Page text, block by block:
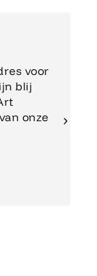
voor
blij
onze